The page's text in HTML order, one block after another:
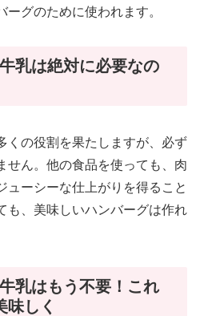
グのために使われます。
乳は絶対に必要なの
くの役割を果たしますが、必ず
せん。他の食品を使っても、肉
ューシーな仕上がりを得ること
も、美味しいハンバーグは作れ
乳はもう不要！これ
味しく